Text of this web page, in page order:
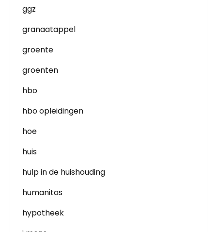
ggz
granaatappel
groente
groenten
hbo
hbo opleidingen
hoe
huis
hulp in de huishouding
humanitas
hypotheek